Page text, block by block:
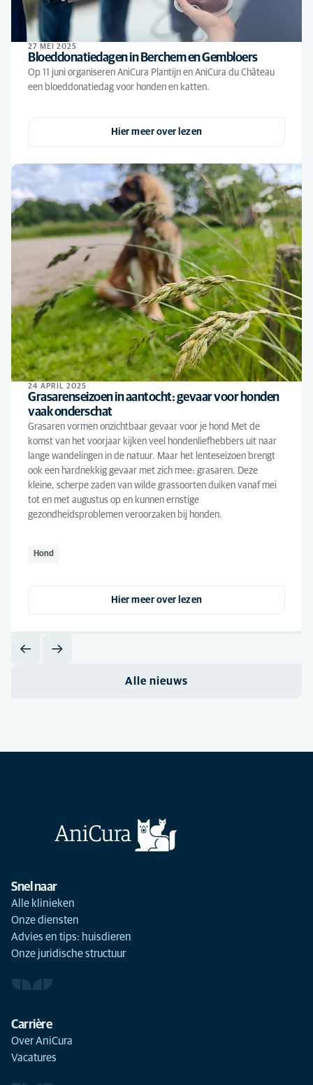
27 MEI 2025
Bloeddonatiedagen in Berchem en Gembloers
Op 11 juni organiseren AniCura Plantijn en AniCura du Château
een bloeddonatiedag voor honden en katten.
Hier meer over lezen
24 APRIL 2025
Grasarenseizoen in aantocht: gevaar voor honden
vaak onderschat
Grasaren vormen onzichtbaar gevaar voor je hond Met de
komst van het voorjaar kijken veel hondenliefhebbers uit naar
lange wandelingen in de natuur. Maar het lenteseizoen brengt
ook een hardnekkig gevaar met zich mee: grasaren. Deze
kleine, scherpe zaden van wilde grassoorten duiken vanaf mei
tot en met augustus op en kunnen ernstige
gezondheidsproblemen veroorzaken bij honden.
Hond
Hier meer over lezen
Alle nieuws
Snel naar
Alle klinieken
Onze diensten
Advies en tips: huisdieren
Onze juridische structuur
Carrière
Over AniCura
Vacatures